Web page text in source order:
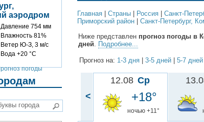
аэродром
Давление 754 мм
Влажность 81%
Ветер Ю-З, 3 м/с
Вода +20 °C
погоды
Главная | Cтраны | Россия | Санкт-
Приморский район | Санкт-Петербург,
Ниже представлен прогноз погоды в
дней
Подробнее...
Прогноз на: 1-3 дня | 3-5 дней | 5-7 дней
<
12.08 Ср
+18°
ночью +11°